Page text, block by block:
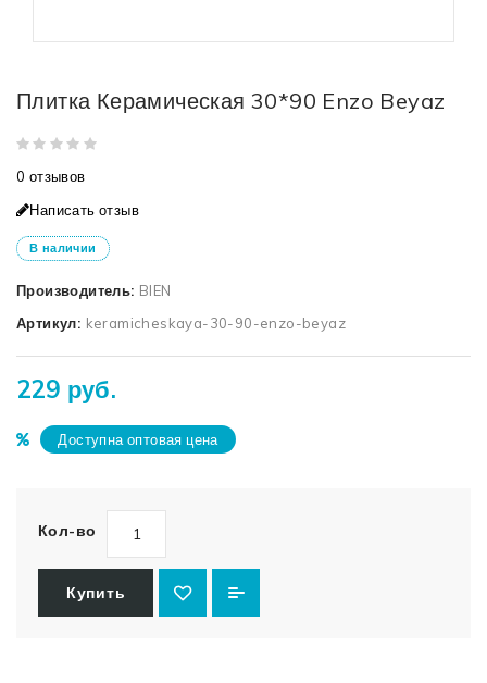
Плитка Керамическая 30*90 Enzo Beyaz
0 отзывов
Написать отзыв
В наличии
Производитель: BIEN
Артикул: keramicheskaya-30-90-enzo-beyaz
229 руб.
Доступна оптовая цена
Кол-во
Купить